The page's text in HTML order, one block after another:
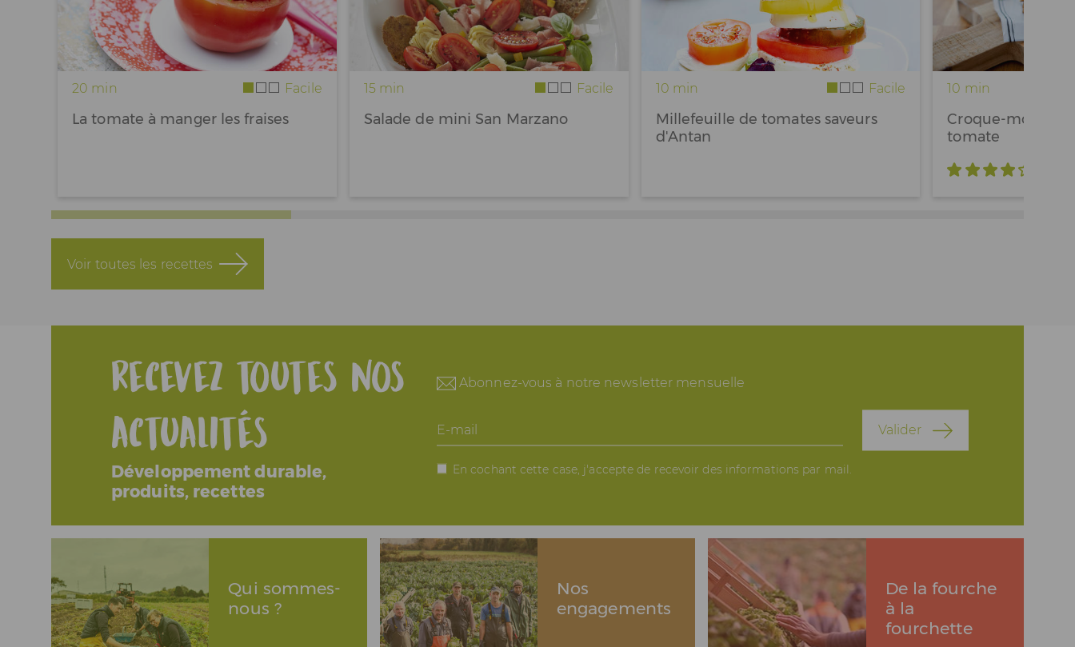
20 min Facile
La tomate à manger les fraises
15 min Facile
Salade de mini San Marzano
10 min Facile
Millefeuille de tomates saveurs
d'Antan
10 min
Croque-
tomate
Voir toutes les recettes
Recevez toutes nos
actualités
Développement durable,
produits, recettes
Abonnez-vous à notre newsletter mensuelle
E-
mail
En cochant cette case, j'accepte de recevoir des informations par mail.
Valider
Qui sommes-
nous ?
Nos
engagements
De la fourche
à la
fourchette